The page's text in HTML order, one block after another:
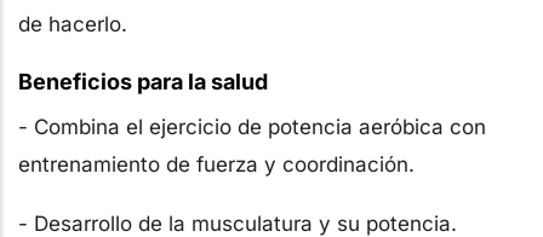
de hacerlo.
Beneficios para la salud
- Combina el ejercicio de potencia aeróbica con
entrenamiento de fuerza y coordinación.
- Desarrollo de la musculatura y su potencia.